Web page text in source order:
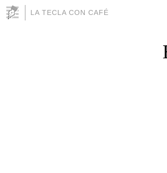
LA TECLA CON CAFÉ